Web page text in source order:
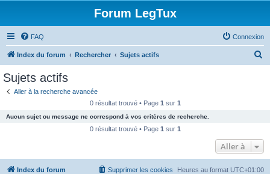
Forum LegTux
FAQ Connexion
Index du forum Rechercher Sujets actifs
c
e
Sujets actifs
Aller à la recherche avancée
0 résultat trouvé • Page 1 sur 1
Aucun sujet ou message ne correspond à vos critères de recherche.
0 résultat trouvé • Page 1 sur 1
Aller à
Index du forum Heures au format UTC+01:00
Supprimer les cookies